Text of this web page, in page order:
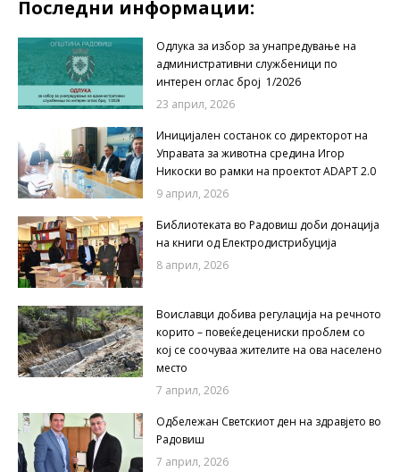
Последни информации:
Одлука за избор за унапредување на
административни службеници по
интерен оглас број 1/2026
23 април, 2026
Иницијален состанок со директорот на
Управата за животна средина Игор
Никоски во рамки на проектот ADAPT 2.0
9 април, 2026
Библиотеката во Радовиш доби донација
на книги од Електродистрибуција
8 април, 2026
Воиславци добива регулација на речното
корито – повеќедецениски проблем со
кој се соочуваа жителите на ова населено
место
7 април, 2026
Одбележан Светскиот ден на здравјето во
Радовиш
7 април, 2026